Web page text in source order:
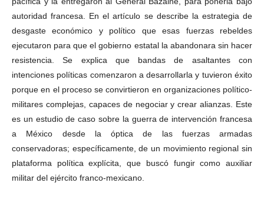
autoridad francesa. En el artículo se describe la estrategia de
desgaste económico y político que esas fuerzas rebeldes
ejecutaron para que el gobierno estatal la abandonara sin hacer
resistencia. Se explica que bandas de asaltantes con
intenciones políticas comenzaron a desarrollarla y tuvieron éxito
porque en el proceso se convirtieron en organizaciones político-
militares complejas, capaces de negociar y crear alianzas. Este
es un estudio de caso sobre la guerra de intervención francesa
a México desde la óptica de las fuerzas armadas
conservadoras; específicamente, de un movimiento regional sin
plataforma política explícita, que buscó fungir como auxiliar
militar del ejército franco-mexicano.